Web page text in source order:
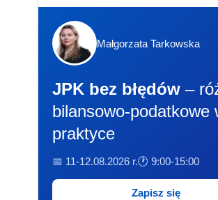
Małgorzata Tarkowska
JPK bez błędów –
bilansowo-podatkowe
praktyce
📅 11-12.08.2026 r.🕐 9:00-15:00
Zapisz się